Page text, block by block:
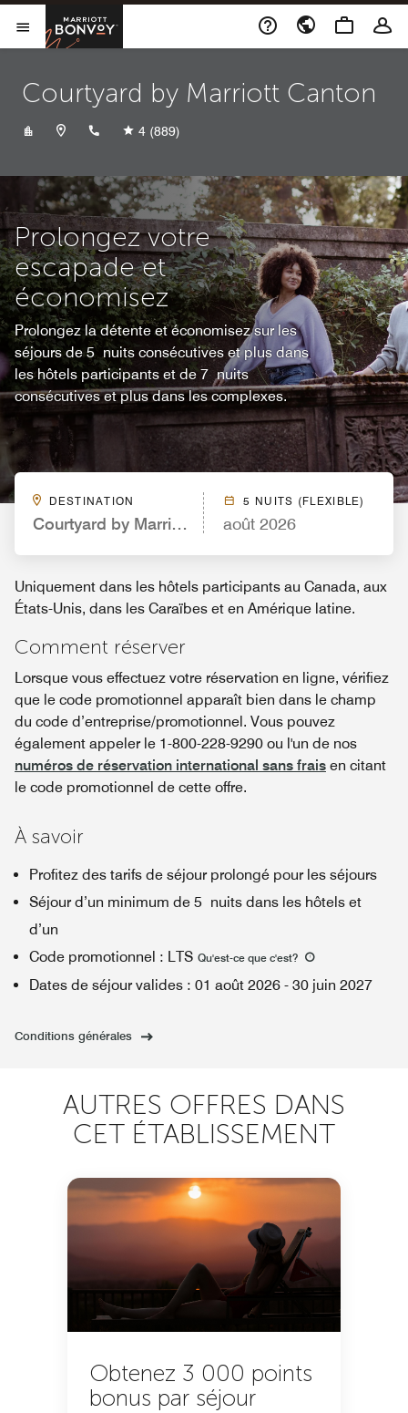
Skip to Content
Ouvrir le menu
Marriott Bonvoy
Courtyard by Marriott Canton
+13304946494
4 (889)
Prolongez votre
escapade et
économisez
Prolongez la détente et économisez sur les
séjours de 5 nuits consécutives et plus dans
les hôtels participants et de 7 nuits
consécutives et plus dans les complexes.
DESTINATION
Courtyard by Marriott Canton
5 NUITS (FLEXIBLE)
août 2026
Uniquement dans les hôtels participants au Canada, aux
États-Unis, dans les Caraïbes et en Amérique latine.
Comment réserver
Lorsque vous effectuez votre réservation en ligne, vérifiez
que le code promotionnel apparaît bien dans le champ
du code d’entreprise/promotionnel. Vous pouvez
également appeler le 1-800-228-9290 ou l'un de nos
numéros de réservation international sans frais en citant
le code promotionnel de cette offre.
À savoir
Profitez des tarifs de séjour prolongé pour les séjours
Séjour d’un minimum de 5 nuits dans les hôtels et
d’un
Code promotionnel : LTS Qu'est-ce que c'est?
Dates de séjour valides : 01 août 2026 - 30 juin 2027
Conditions générales
AUTRES OFFRES DANS
CET ÉTABLISSEMENT
Obtenez 3 000 points
bonus par séjour